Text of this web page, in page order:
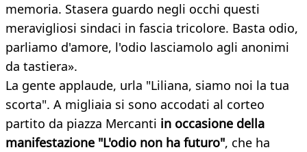
memoria. Stasera guardo negli occhi questi
meravigliosi sindaci in fascia tricolore. Basta odio,
parliamo d'amore, l'odio lasciamolo agli anonimi
da tastiera».
La gente applaude, urla "Liliana, siamo noi la tua
scorta". A migliaia si sono accodati al corteo
partito da piazza Mercanti in occasione della
manifestazione "L'odio non ha futuro", che ha